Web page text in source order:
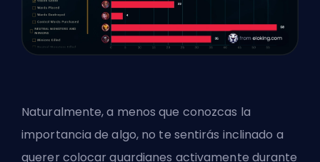
Naturalmente, a menos que conozcas la
importancia de algo, no te sentirás inclinado a
querer colocar guardianes activamente durante